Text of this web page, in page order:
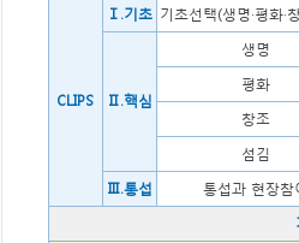
CLIPS
Ⅰ.기초 기초선택(생명·평화·
Ⅱ.핵심
생명
평화
창조
섬김
Ⅲ.통섭
통섭과 현장참